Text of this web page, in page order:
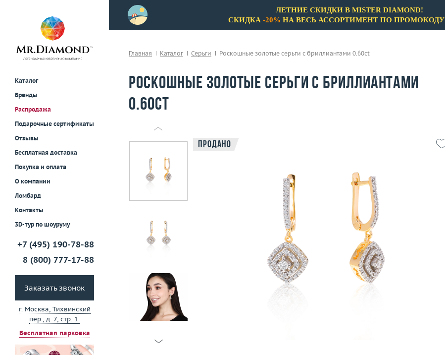
Каталог
Бренды
Распродажа
Подарочные сертификаты
Отзывы
Бесплатная доставка
Покупка и оплата
О компании
Ломбард
Контакты
3D-тур по шоуруму
+7 (495) 190-78-88
8 (800) 777-17-88
Заказать звонок
г. Москва, Тихвинский
пер., д. 7, стр. 1.
Бесплатная парковка
примерки!
ЛЕТНИЕ СКИДКИ В MISTER DIAMOND!
СКИДКА -20% НА ВЕСЬ АССОРТИМЕНТ ПО ПРОМОКОДУ
Главная Каталог Серьги Роскошные золотые серьги с бриллиантами 0.60ct
Роскошные золотые серьги с бриллиантами
0.60ct
Продано